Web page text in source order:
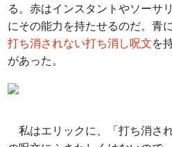
る。赤はインスタントやソーサ
にその能力を持たせるのだ。青に
打ち消されない打ち消し呪文を
があった。
私はエリックに、「打ち消さ